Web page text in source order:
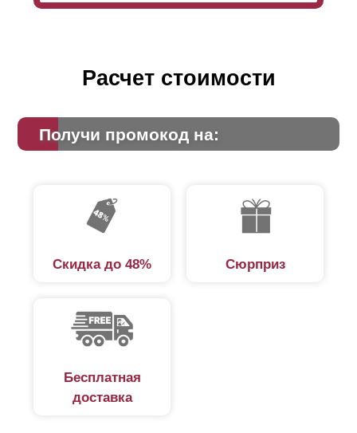
Расчет стоимости
Получи промокод на:
Скидка до 48% Сюрприз
Бесплатная
доставка